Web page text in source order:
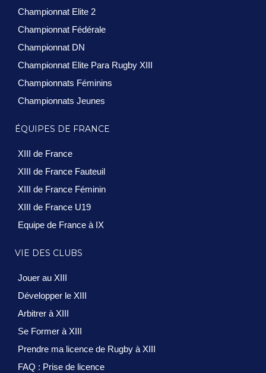
Championnat Elite 2
Championnat Fédérale
Championnat DN
Championnat Elite Para Rugby XIII
Championnats Féminins
Championnats Jeunes
ÉQUIPES DE FRANCE
XIII de France
XIII de France Fauteuil
XIII de France Féminin
XIII de France U19
Equipe de France à IX
VIE DES CLUBS
Jouer au XIII
Développer le XIII
Arbitrer à XIII
Se Former à XIII
Prendre ma licence de Rugby à XIII
FAQ : Prise de licence